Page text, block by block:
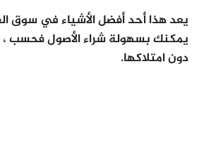
يعد هذا أحد أفضل الأشياء في سوق
يمكنك بسهولة شراء الأصول فحسب
دون امتلاكها.